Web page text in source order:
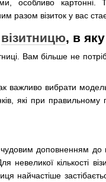
особливо картонні.
разом візиток у вас
візитницю, в
Вам більше не
важливо вибрати
які при
доповненням
невеликої кількості
найчастіше